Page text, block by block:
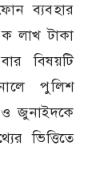
ব্যবহার
লাখ টাকা
বিষয়টি
পুলিশ
ও জুনাইদকে
ভিত্তিতে